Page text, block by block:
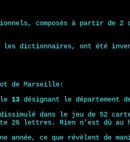
composés à partir de 2
dictionnaires, ont été
de Marseille:
13 désignant le département
dissimulé dans le jeu de 52
26 lettres. Rien n'est dû au
année, ce que révèlent de